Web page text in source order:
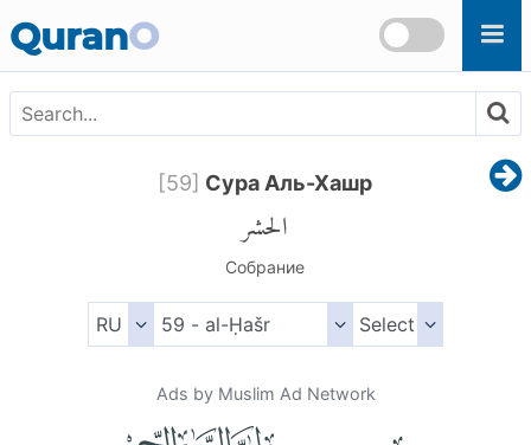
QuranO
[59] Сура Аль-Хашр
الحشر
Собрание
Ads by Muslim Ad Network